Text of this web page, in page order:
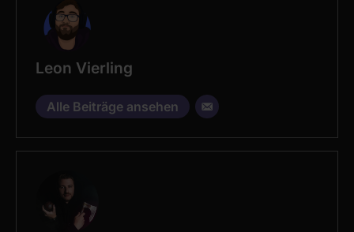
Leon Vierling
Alle Beiträge ansehen